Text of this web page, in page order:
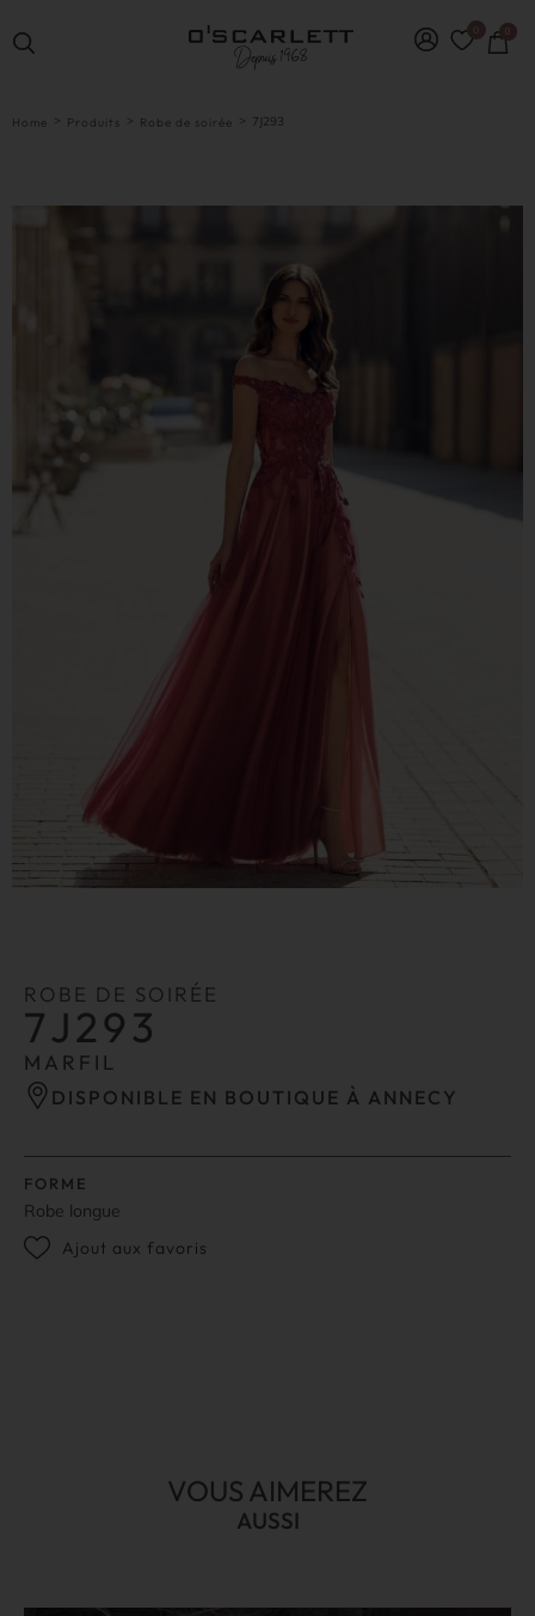
Home > Produits > Robe de soirée > 7J293
ROBE DE SOIRÉE
7J293
MARFIL
DISPONIBLE EN BOUTIQUE À ANNECY
FORME
Robe longue
Ajout aux favoris
VOUS AIMEREZ
AUSSI